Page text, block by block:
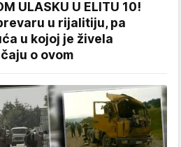
ULASKU U ELITU 10!
u rijalitiju, pa
u kojoj je živela
o ovom